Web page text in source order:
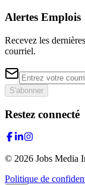
Alertes Emplois
Recevez les
courriel.
S'abonner
Restez connecté
© 2026 Jobs Media
Politique de